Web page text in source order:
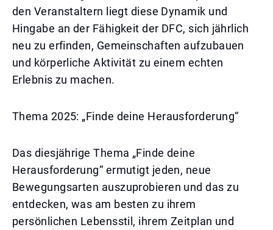
den Veranstaltern liegt diese Dynamik und
Hingabe an der Fähigkeit der DFC, sich jährlich
neu zu erfinden, Gemeinschaften aufzubauen
und körperliche Aktivität zu einem echten
Erlebnis zu machen.
Thema 2025: „Finde deine Herausforderung“
Das diesjährige Thema „Finde deine
Herausforderung“ ermutigt jeden, neue
Bewegungsarten auszuprobieren und das zu
entdecken, was am besten zu ihrem
persönlichen Lebensstil, ihrem Zeitplan und